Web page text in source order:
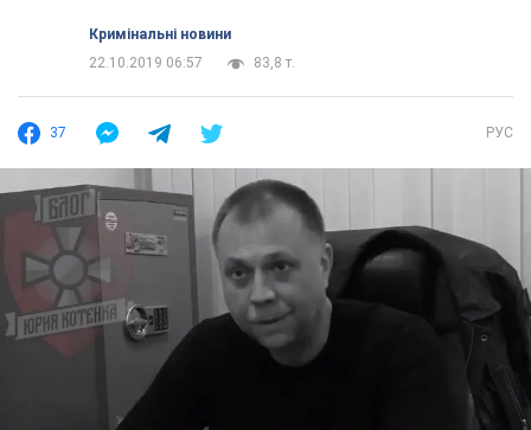
Кримінальні новини
22.10.2019 06:57
83,8 т.
37 РУС